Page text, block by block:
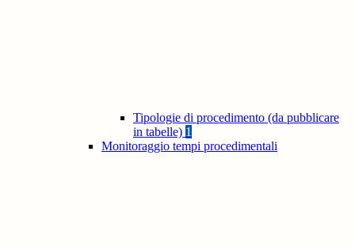
Tipologie di procedimento (da pubblicare
in tabelle) 1
Monitoraggio tempi procedimentali